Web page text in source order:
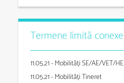
Termene limită conexe
11.05.21 - Mobilități SE/AE/VET/HE
11.05.21 - Mobilități Tineret